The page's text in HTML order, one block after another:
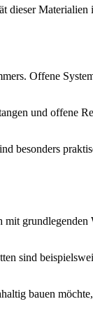
dieser
Offene
und offene
besonders
grundlegenden
sind
bauen